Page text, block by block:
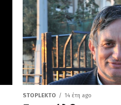
STOPLEKTO 14 έτη ago